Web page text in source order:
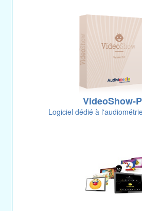
VideoShow-
Logiciel dédié à